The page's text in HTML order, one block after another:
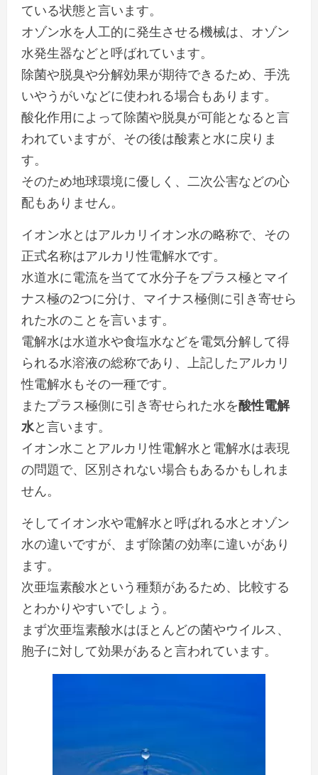
ている状態と言います。
オゾン水を人工的に発生させる機械は、オゾン
水発生器などと呼ばれています。
除菌や脱臭や分解効果が期待できるため、手洗
いやうがいなどに使われる場合もあります。
酸化作用によって除菌や脱臭が可能となると言
われていますが、その後は酸素と水に戻りま
す。
そのため地球環境に優しく、二次公害などの心
配もありません。
イオン水とはアルカリイオン水の略称で、その
正式名称はアルカリ性電解水です。
水道水に電流を当てて水分子をプラス極とマイ
ナス極の2つに分け、マイナス極側に引き寄せら
れた水のことを言います。
電解水は水道水や食塩水などを電気分解して得
られる水溶液の総称であり、上記したアルカリ
性電解水もその一種です。
またプラス極側に引き寄せられた水を酸性電解
水と言います。
イオン水ことアルカリ性電解水と電解水は表現
の問題で、区別されない場合もあるかもしれま
せん。
そしてイオン水や電解水と呼ばれる水とオゾン
水の違いですが、まず除菌の効率に違いがあり
ます。
次亜塩素酸水という種類があるため、比較する
とわかりやすいでしょう。
まず次亜塩素酸水はほとんどの菌やウイルス、
胞子に対して効果があると言われています。